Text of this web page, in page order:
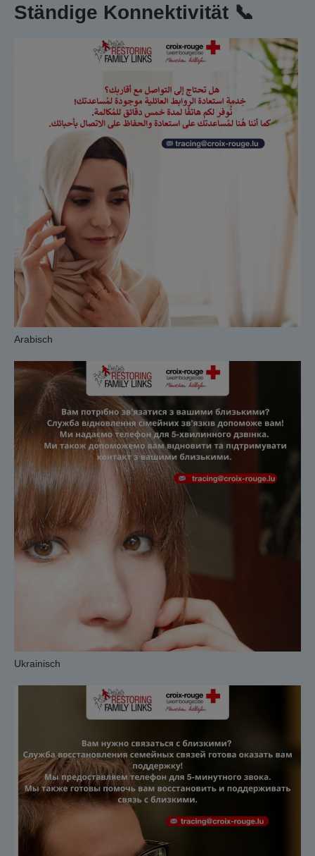
Ständige Konnektivität 📞
Arabisch
Ukrainisch